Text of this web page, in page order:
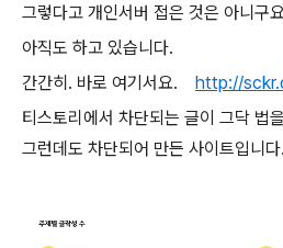
그렇다고 개인서버 접은 것은 아니구
아직도 하고 있습니다.
간간히. 바로 여기서요. http://
티스토리에서 차단되는 글이 그닥 법
그런데도 차단되어 만든 사이트입니다.